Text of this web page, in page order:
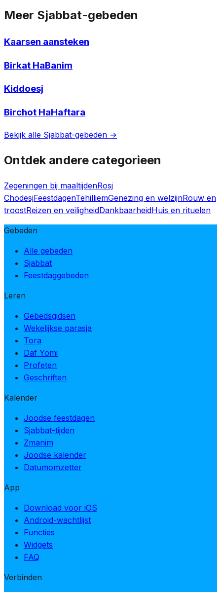
Meer Sjabbat-gebeden
Kaarsen aansteken
Birkat HaBanim
Kiddoesj
Birchot HaHaftara
Bekijk alle Sjabbat-gebeden →
Ontdek andere categorieen
Zegeningen bij maaltijdenRosj
ChodesjFeestdagenTehilliemGenezing en welzijnRouw en
troostReizen en veiligheidDankbaarheidHuis en rituelen
Gebeden
Alle gebeden
Sjabbat
Feestdaggebeden
Leren
Gebedsgidsen
Wekelijkse parasja
Tora
Daf Yomi
Profeten
Geschriften
Kalender
Joodse feestdagen
Sjabbat-tijden
Zmanim
Joodse kalender
Datumomzetter
App
Download voor iOS
Android-wachtlijst
Functies
Widgets
FAQ
Verbinden